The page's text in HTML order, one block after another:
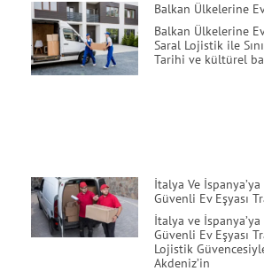
Balkan Ülkelerine
Balkan Ülkelerine
Saral Lojistik ile
Tarihi ve kültürel
İtalya Ve
Güvenli Ev Eşyası
İtalya ve
Güvenli Ev Eşyası
Lojistik
Akdeniz’in